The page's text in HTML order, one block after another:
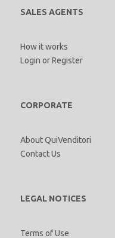
SALES AGENTS
How it works
Login orRegister
CORPORATE
About QuiVenditori
Contact Us
LEGAL NOTICES
Terms of Use